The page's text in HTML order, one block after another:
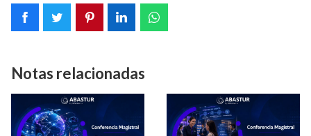
Notas relacionadas